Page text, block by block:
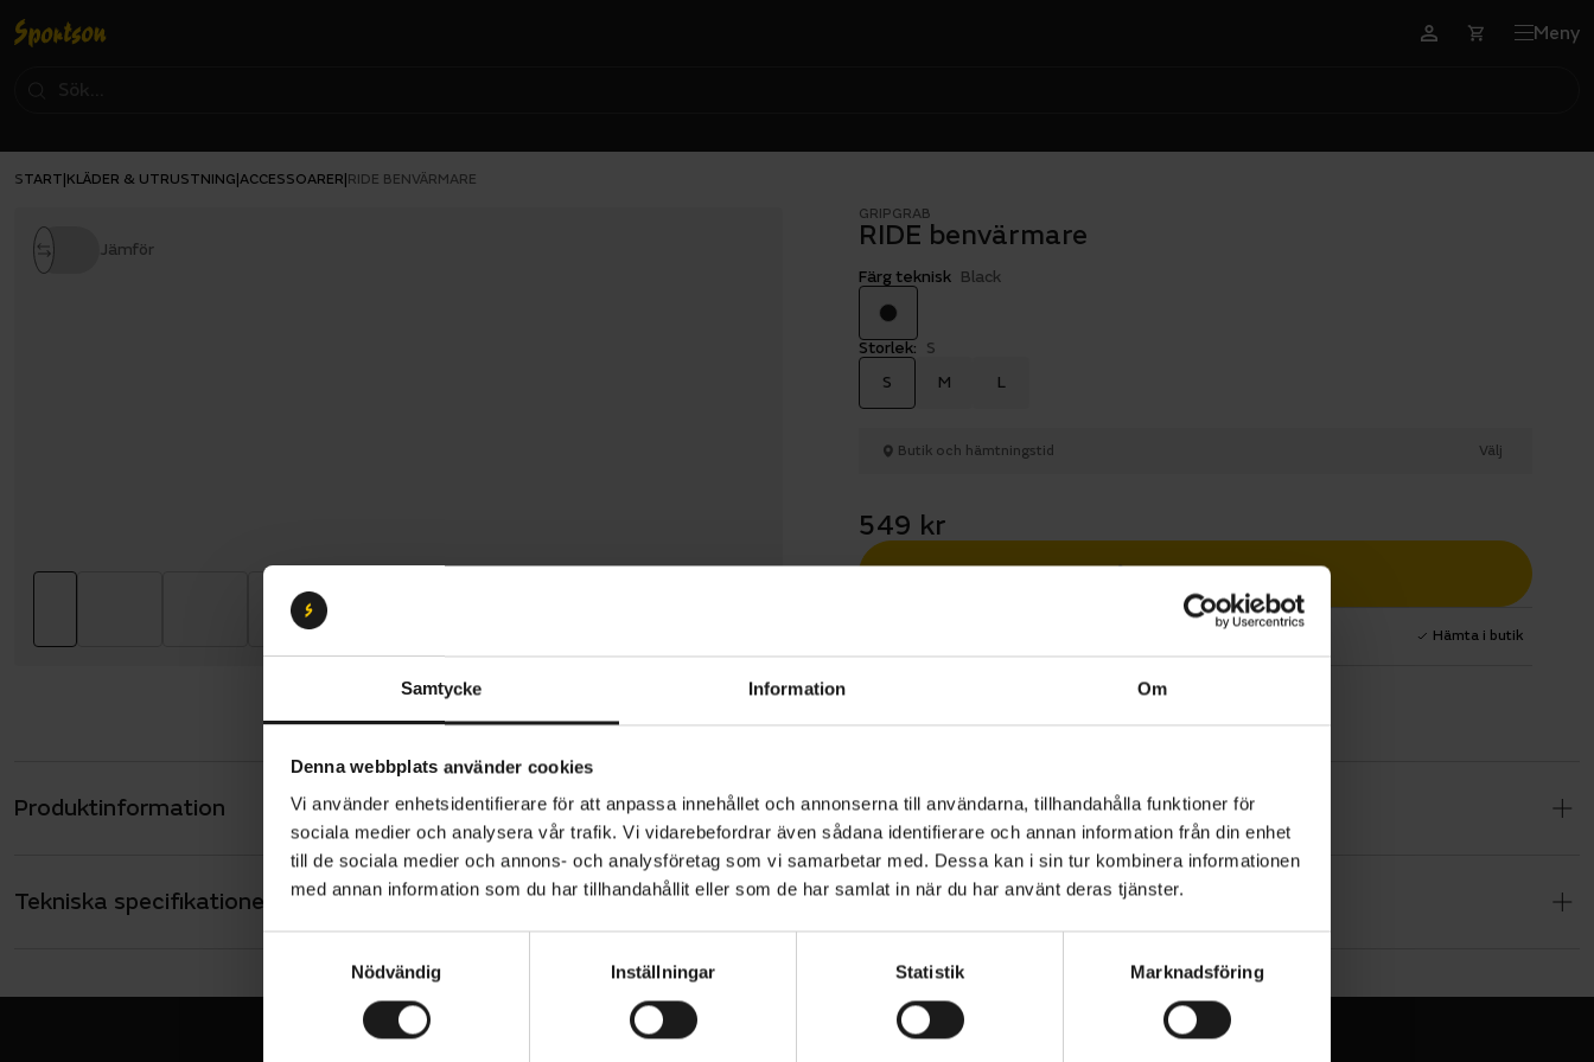
Samtycke Information Om
Denna webbplats använder cookies
Vi använder enhetsidentifierare för att anpassa innehållet och annonserna till användarna, tillhandahålla funktioner för
sociala medier och analysera vår trafik. Vi vidarebefordrar även sådana identifierare och annan information från din enhet
till de sociala medier och annons- och analysföretag som vi samarbetar med. Dessa kan i sin tur kombinera informationen
med annan information som du har tillhandahållit eller som de har samlat in när du har använt deras tjänster.
m
Nödvändig Inställningar Statistik Marknadsföring
Meny
START KLÄDER & UTRUSTNING ACCESSOARER RIDE BENVÄRMARE
Jämför
GRIPGRAB
RIDE benvärmare
Färg teknisk Black
Storlek: S
S
M L
Butik och hämtningstid Välj
549 kr
Lägg i varukorg
Hämta i butik
Produktinformation
GripGrab RIDE benvärmare ger nödvändig isolering och skydd mot vindkyla
under svalare vår- och höstcykling.
De är tillverkade av mjukt borstat termiskt material som ger värme samtidigt
som det är lätt, andas och transporterar bort fukt. Den anatomiska, förböjda
passformen minskar veckbildning vid knäna, vilket förbättrar komforten och
rörelsefriheten, medan silikonband i kanten håller dem på plats.
Tekniska specifikationer Allmänt
Höst/vinter